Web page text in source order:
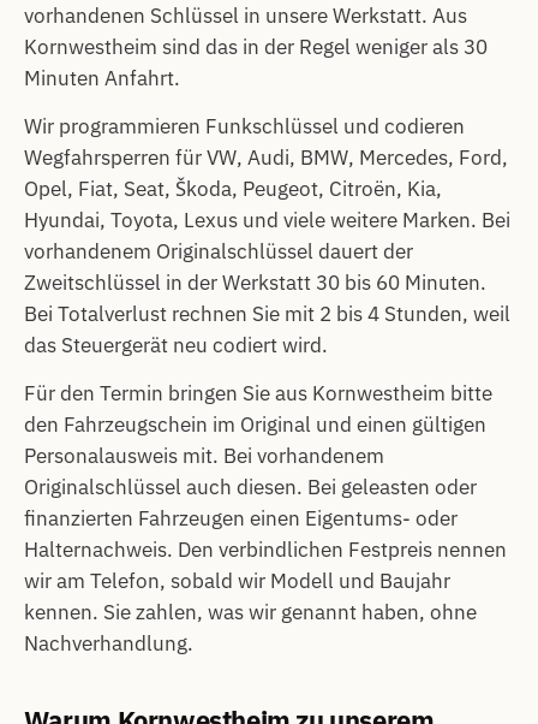
vorhandenen Schlüssel in unsere Werkstatt. Aus
Kornwestheim sind das in der Regel weniger als 30
Minuten Anfahrt.
Wir programmieren Funkschlüssel und codieren
Wegfahrsperren für VW, Audi, BMW, Mercedes, Ford,
Opel, Fiat, Seat, Škoda, Peugeot, Citroën, Kia,
Hyundai, Toyota, Lexus und viele weitere Marken. Bei
vorhandenem Originalschlüssel dauert der
Zweitschlüssel in der Werkstatt 30 bis 60 Minuten.
Bei Totalverlust rechnen Sie mit 2 bis 4 Stunden, weil
das Steuergerät neu codiert wird.
Für den Termin bringen Sie aus Kornwestheim bitte
den Fahrzeugschein im Original und einen gültigen
Personalausweis mit. Bei vorhandenem
Originalschlüssel auch diesen. Bei geleasten oder
finanzierten Fahrzeugen einen Eigentums- oder
Halternachweis. Den verbindlichen Festpreis nennen
wir am Telefon, sobald wir Modell und Baujahr
kennen. Sie zahlen, was wir genannt haben, ohne
Nachverhandlung.